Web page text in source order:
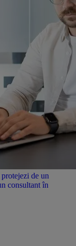
de un
consultant în